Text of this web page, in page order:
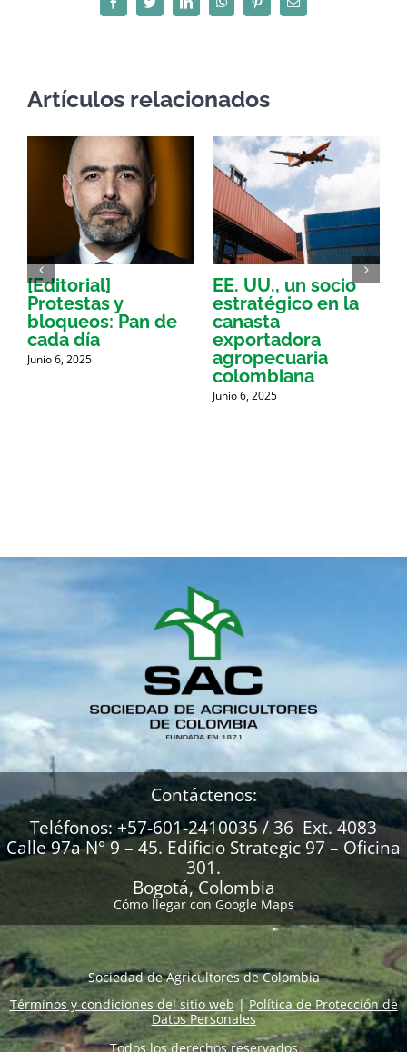
FacebookTwitterLinkedInWhatsAppPinterestCorreo
electrónico
Artículos relacionados
[Editorial]
Protestas y
bloqueos: Pan de
cada día
Junio 6, 2025
EE. UU., un socio
estratégico en la
canasta
exportadora
agropecuaria
colombiana
Junio 6, 2025
Contáctenos:
Teléfonos: +57-601-2410035 / 36 Ext. 4083
Calle 97a N° 9 – 45. Edificio Strategic 97 – Oficina
301.
Bogotá, Colombia
Cómo llegar con Google Maps
Sociedad de Agricultores de Colombia
Términos y condiciones del sitio web|Política de Protección de
Datos Personales
Todos los derechos reservados